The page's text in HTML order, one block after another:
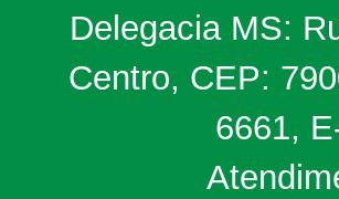
Delegacia MS:
Centro, CEP:
6661,